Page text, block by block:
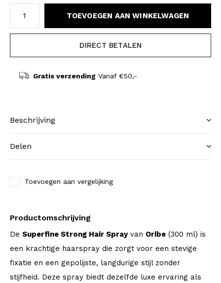
TOEVOEGEN AAN WINKELWAGEN
DIRECT BETALEN
Gratis verzending Vanaf €50,-
Beschrijving
Delen
Toevoegen aan vergelijking
Productomschrijving
De Superfine Strong Hair Sprayvan Oribe (300 ml) is
een krachtige haarspray die zorgt voor een stevige
fixatie en een gepolijste, langdurige stijl zonder
stijfheid. Deze spray biedt dezelfde luxe ervaring als